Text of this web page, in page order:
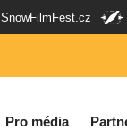
SnowFilmFest.cz
Pro média